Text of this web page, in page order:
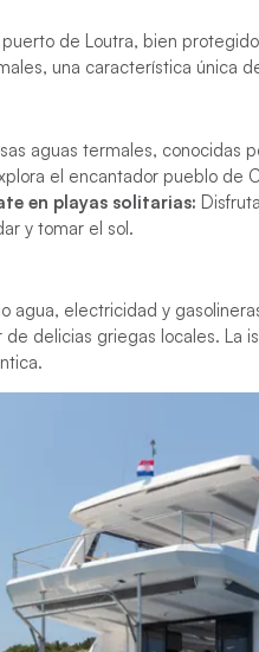
de Loutra, bien
una característica única
aguas termales, conocidas
el encantador pueblo de
en playas solitarias:
y tomar el sol.
agua, electricidad y
delicias griegas locales. La